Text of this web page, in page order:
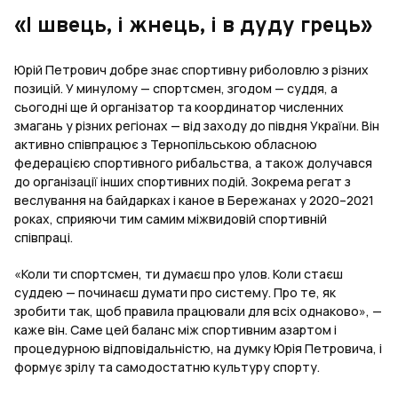
«І швець, і жнець, і в дуду грець»
Юрій Петрович добре знає спортивну риболовлю з різних
позицій. У минулому — спортсмен, згодом — суддя, а
сьогодні ще й організатор та координатор численних
змагань у різних регіонах — від заходу до півдня України. Він
активно співпрацює з Тернопільською обласною
федерацією спортивного рибальства, а також долучався
до організації інших спортивних подій. Зокрема регат з
веслування на байдарках і каное в Бережанах у 2020–2021
роках, сприяючи тим самим міжвидовій спортивній
співпраці.
«Коли ти спортсмен, ти думаєш про улов. Коли стаєш
суддею — починаєш думати про систему. Про те, як
зробити так, щоб правила працювали для всіх однаково», —
каже він. Саме цей баланс між спортивним азартом і
процедурною відповідальністю, на думку Юрія Петровича, і
формує зрілу та самодостатню культуру спорту.